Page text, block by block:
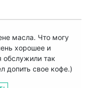
масла. Что могу
хорошее и
обслужили так
допить свое кофе.)